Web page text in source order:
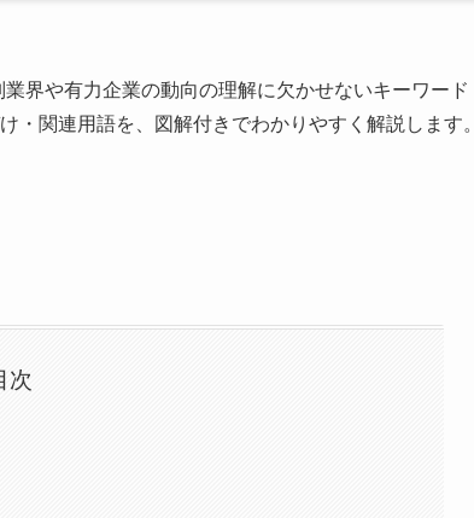
界や有力企業の動向の理解に欠かせないキーワード
関連用語を、図解付きでわかりやすく解説します。
次